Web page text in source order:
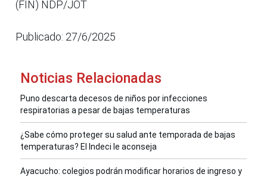
(FIN) NDP/JOT
Publicado: 27/6/2025
Noticias Relacionadas
Puno descarta decesos de niños por infecciones
respiratorias a pesar de bajas temperaturas
¿Sabe cómo proteger su salud ante temporada de bajas
temperaturas? El Indeci le aconseja
Ayacucho: colegios podrán modificar horarios de ingreso y